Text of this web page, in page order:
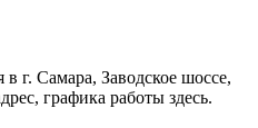
г. Самара, Заводское шоссе,
графика работы здесь.